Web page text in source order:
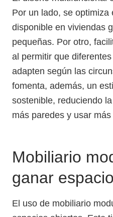
Por un lado, se optimiza
disponible en viviendas
pequeñas. Por otro,
al permitir que
adapten según las
fomenta, además, un
sostenible, reduciendo
más paredes y usar
Mobiliario
ganar espacio
El uso de mobiliario